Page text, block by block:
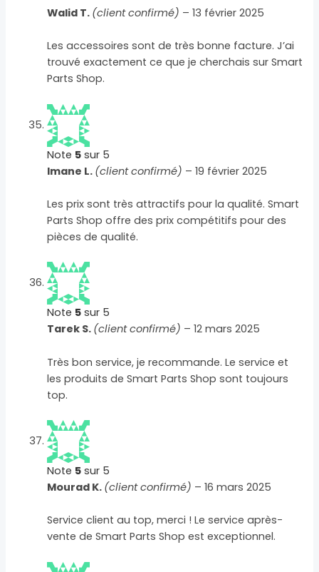
Walid T. (client confirmé) – 13 février 2025
Les accessoires sont de très bonne facture. J’ai
trouvé exactement ce que je cherchais sur Smart
Parts Shop.
Note 5 sur 5
Imane L. (client confirmé) – 19 février 2025
Les prix sont très attractifs pour la qualité. Smart
Parts Shop offre des prix compétitifs pour des
pièces de qualité.
Note 5 sur 5
Tarek S. (client confirmé) – 12 mars 2025
Très bon service, je recommande. Le service et
les produits de Smart Parts Shop sont toujours
top.
Note 5 sur 5
Mourad K. (client confirmé) – 16 mars 2025
Service client au top, merci ! Le service après-
vente de Smart Parts Shop est exceptionnel.